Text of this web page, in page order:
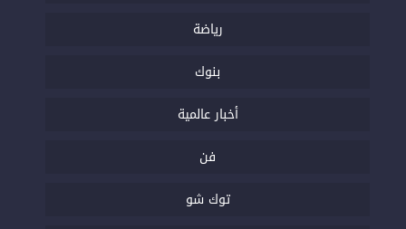
رياضة
بنوك
أخبار عالمية
فن
توك شو